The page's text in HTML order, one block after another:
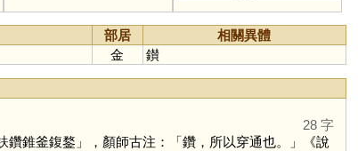
部居
相關異體
金 鑚
28 字
錐釜鍑鍪」，顏師古注：「鑽，所以穿通也。」《說